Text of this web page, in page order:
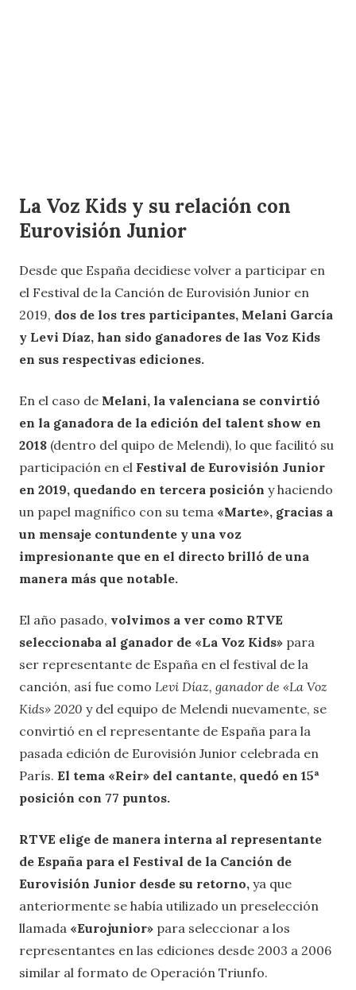
La Voz Kids y su relación con
Eurovisión Junior
Desde que España decidiese volver a participar en
el Festival de la Canción de Eurovisión Junior en
2019, dos de los tres participantes, Melani García
y Levi Díaz, han sido ganadores de las Voz Kids
en sus respectivas ediciones.
En el caso de Melani, la valenciana se convirtió
en la ganadora de la edición del talent show en
2018 (dentro del quipo de Melendi), lo que facilitó su
participación en el Festival de Eurovisión Junior
en 2019, quedando en tercera posición y haciendo
un papel magnífico con su tema «Marte», gracias a
un mensaje contundente y una voz
impresionante que en el directo brilló de una
manera más que notable.
El año pasado, volvimos a ver como RTVE
seleccionaba al ganador de «La Voz Kids» para
ser representante de España en el festival de la
canción, así fue como Levi Díaz, ganador de «La Voz
Kids» 2020 y del equipo de Melendi nuevamente, se
convirtió en el representante de España para la
pasada edición de Eurovisión Junior celebrada en
París. El tema «Reir» del cantante, quedó en 15ª
posición con 77 puntos.
RTVE elige de manera interna al representante
de España para el Festival de la Canción de
Eurovisión Junior desde su retorno, ya que
anteriormente se había utilizado un preselección
llamada «Eurojunior» para seleccionar a los
representantes en las ediciones desde 2003 a 2006
similar al formato de Operación Triunfo.